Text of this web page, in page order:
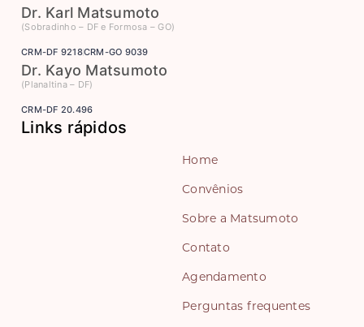
Dr. Karl Matsumoto
(Sobradinho – DF e Formosa – GO)
CRM-DF 9218CRM-GO 9039
Dr. Kayo Matsumoto
(Planaltina – DF)
CRM-DF 20.496
Links rápidos
Home
Convênios
Sobre a Matsumoto
Contato
Agendamento
Perguntas frequentes